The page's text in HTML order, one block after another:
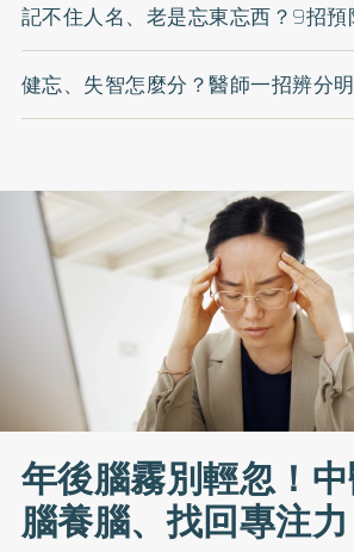
記不住人名、老是忘東忘西？9招預
健忘、失智怎麼分？醫師一招辨分明
年後腦霧別輕忽！
腦養腦、找回專注力